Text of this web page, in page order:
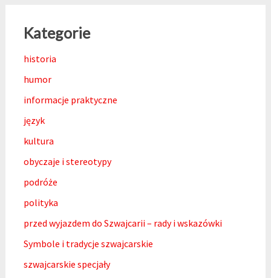
Kategorie
historia
humor
informacje praktyczne
język
kultura
obyczaje i stereotypy
podróże
polityka
przed wyjazdem do Szwajcarii – rady i wskazówki
Symbole i tradycje szwajcarskie
szwajcarskie specjały